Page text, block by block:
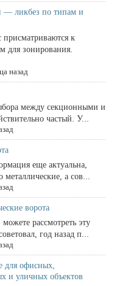
— ликбез по типам и
к
для зонирования.
назад
между секционными и
частый. У...
еще актуальна,
металлические, а сов...
ворота
рассмотреть эту
год назад п...
для офисных,
и уличных объектов